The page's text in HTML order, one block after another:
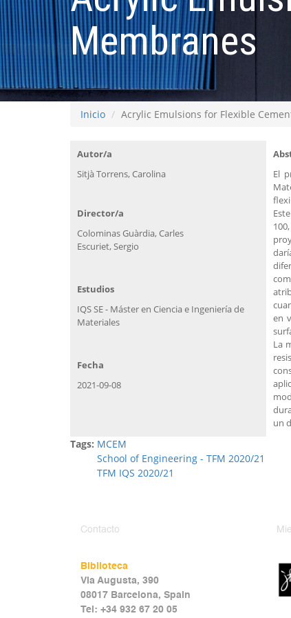
Membranes
Inicio Acrylic Emulsions for Flexible
Autor/a
Sitjà Torrens, Carolina
El
en
La
un
Director/a
Colominas Guàrdia, Carles
Escuriet, Sergio
Estudios
IQS SE - Máster en Ciencia e Ingeniería de
Materiales
Fecha
2021-09-08
Tags: MCEM
School of Engineering - TFM 2020/21
TFM IQS 2020/21
Contacto
Biblioteca
Via Augusta, 390
08017 Barcelona, Spain
Tel: +34 932 67 20 05